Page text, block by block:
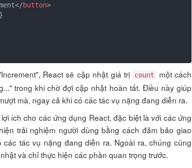
</button>
}
React sẽ cập nhật giá trị count
một cách
trong khi chờ đợi cập nhật hoàn tất. Điều này giúp
mà, ngay cả khi có các tác vụ nặng đang diễn ra.
ích cho các ứng dụng React, đặc biệt là với các ứng
trải nghiệm người dùng bằng cách đảm bảo giao
tác vụ nặng đang diễn ra. Ngoài ra, chúng cũng
và chỉ thực hiện các phần quan trọng trước.